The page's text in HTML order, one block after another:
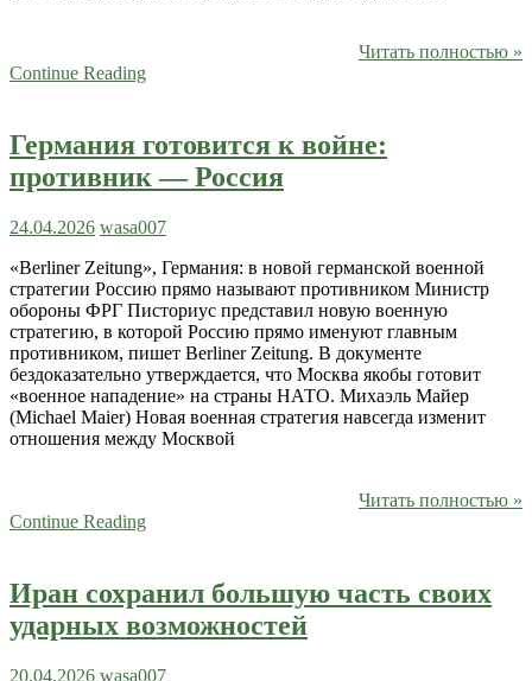
Читать полностью »
Continue Reading
Германия готовится к войне:
противник — Россия
24.04.2026 wasa007
«Berliner Zeitung», Германия: в новой германской военной
стратегии Россию прямо называют противником Министр
обороны ФРГ Писториус представил новую военную
стратегию, в которой Россию прямо именуют главным
противником, пишет Berliner Zeitung. В документе
бездоказательно утверждается, что Москва якобы готовит
«военное нападение» на страны НАТО. Михаэль Майер
(Michael Maier) Новая военная стратегия навсегда изменит
отношения между Москвой
Читать полностью »
Continue Reading
Иран сохранил большую часть своих
ударных возможностей
20.04.2026 wasa007